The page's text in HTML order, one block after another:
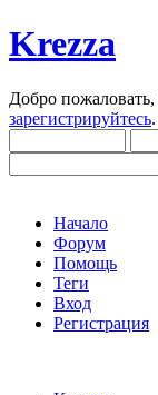
Krezza
Добро пожаловать,
зарегистрируйтесь.
Начало
Форум
Помощь
Теги
Вход
Регистрация